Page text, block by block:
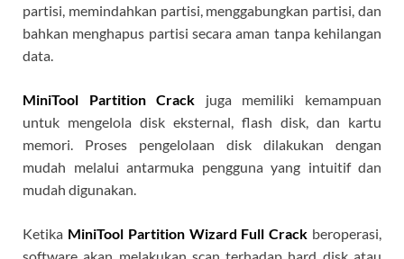
partisi, memindahkan partisi, menggabungkan partisi, dan
bahkan menghapus partisi secara aman tanpa kehilangan
data.
MiniTool Partition Crack juga memiliki kemampuan
untuk mengelola disk eksternal, flash disk, dan kartu
memori. Proses pengelolaan disk dilakukan dengan
mudah melalui antarmuka pengguna yang intuitif dan
mudah digunakan.
Ketika MiniTool Partition Wizard Full Crack beroperasi,